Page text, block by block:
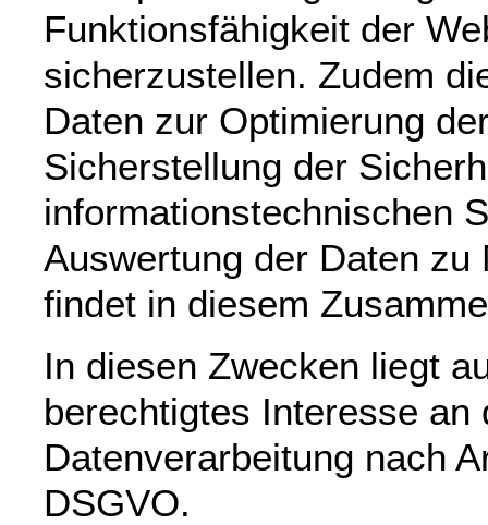
Funktionsfähigkeit der
sicherzustellen. Zudem
Daten zur Optimierung
Sicherstellung der
informationstechnischen
Auswertung der Daten zu
findet in diesem
In diesen Zwecken liegt
berechtigtes Interesse an
Datenverarbeitung nach
DSGVO.